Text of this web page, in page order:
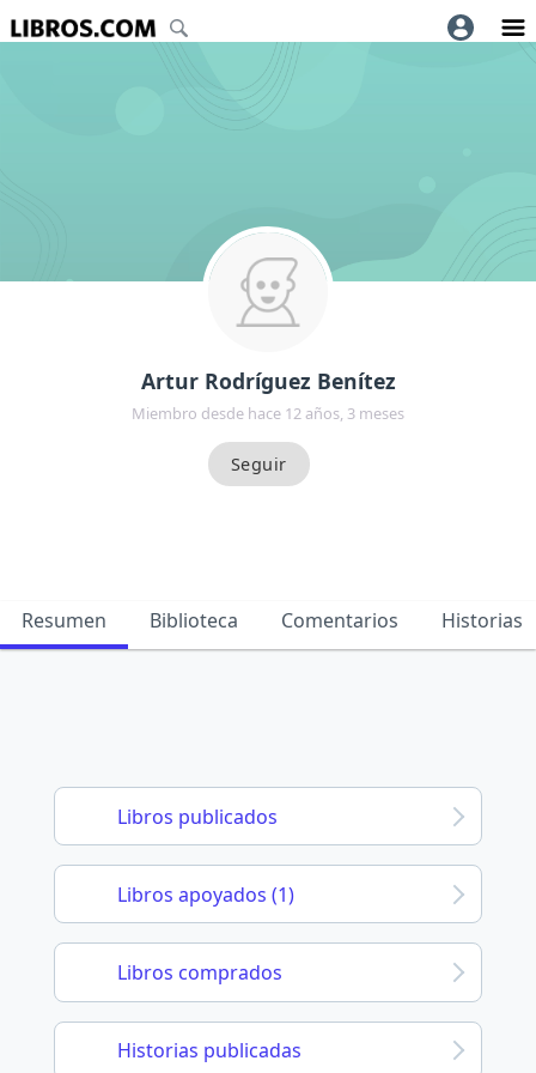
Artur Rodríguez Benítez
Miembro desde hace 12 años, 3 meses
Resumen Biblioteca Comentarios Historias
Libros publicados
Libros apoyados (1)
Libros comprados
Historias publicadas